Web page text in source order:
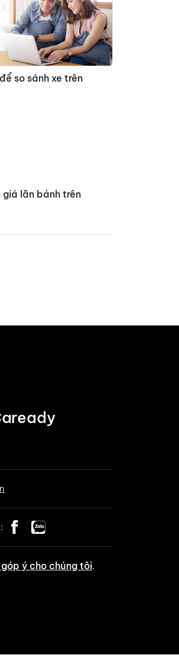
so sánh xe trên
lăn bánh trên
ý cho chúng tôi.